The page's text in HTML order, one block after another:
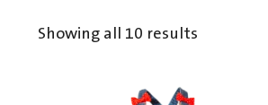
Showing all 10 results